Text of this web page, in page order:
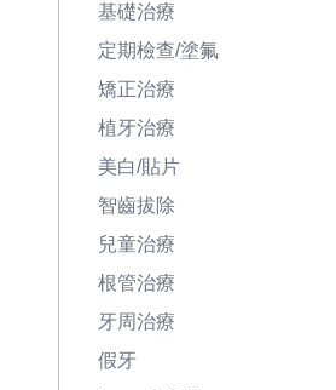
基礎治療
定期檢查/塗氟
矯正治療
植牙治療
美白/貼片
智齒拔除
兒童治療
根管治療
牙周治療
假牙